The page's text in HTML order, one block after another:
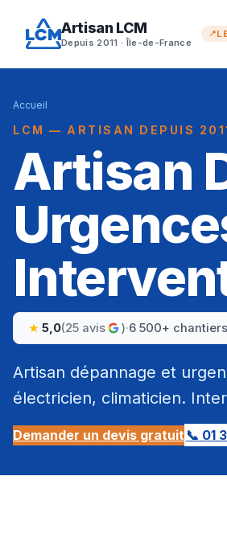
Artisan LCM
Depuis 2011 · Île-de-France
Accueil
LCM — ARTISAN DEPUIS
Artisan
5,0(25 avis )·6 500+
Artisan dépannage et
électricien, climaticien.
Demander un devis gratuit 📞 01